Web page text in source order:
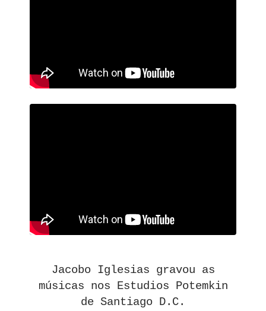
Jacobo Iglesias gravou as
músicas nos Estudios Potemkin
de Santiago D.C.